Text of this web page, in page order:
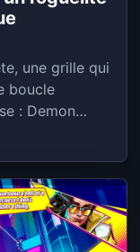
une grille qui
boucle
: Demon